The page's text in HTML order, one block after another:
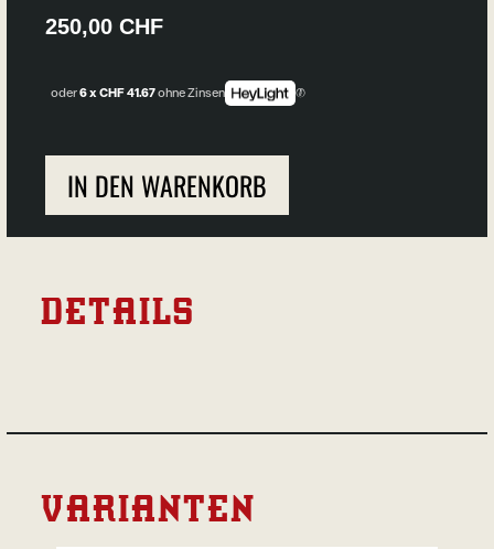
250,00 CHF
oder6 x CHF 41.67ohne Zinsen
IN DEN WARENKORB
DETAILS
VARIANTEN